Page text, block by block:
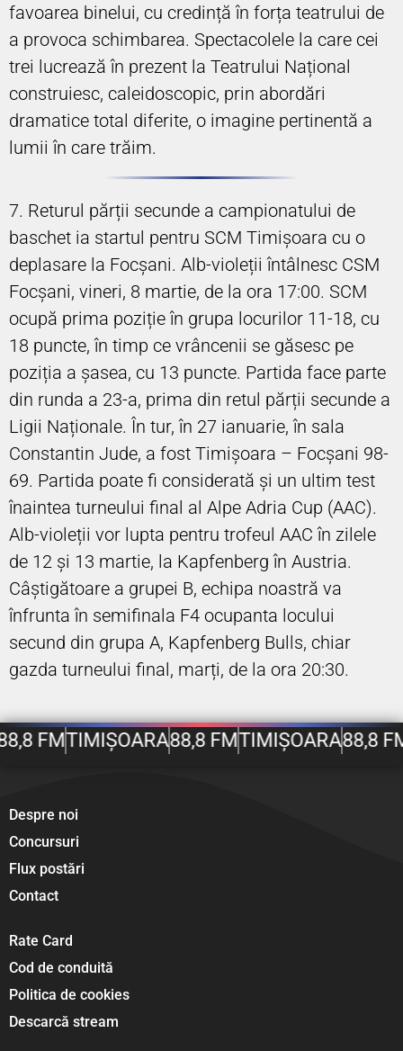
favoarea binelui, cu credință în forța teatrului de
a provoca schimbarea. Spectacolele la care cei
trei lucrează în prezent la Teatrului Național
construiesc, caleidoscopic, prin abordări
dramatice total diferite, o imagine pertinentă a
lumii în care trăim.
7. Returul părții secunde a campionatului de
baschet ia startul pentru SCM Timișoara cu o
deplasare la Focșani. Alb-violeții întâlnesc CSM
Focșani, vineri, 8 martie, de la ora 17:00. SCM
ocupă prima poziție în grupa locurilor 11-18, cu
18 puncte, în timp ce vrâncenii se găsesc pe
poziția a șasea, cu 13 puncte. Partida face parte
din runda a 23-a, prima din retul părții secunde a
Ligii Naționale. În tur, în 27 ianuarie, în sala
Constantin Jude, a fost Timișoara – Focșani 98-
69. Partida poate fi considerată și un ultim test
înaintea turneului final al Alpe Adria Cup (AAC).
Alb-violeții vor lupta pentru trofeul AAC în zilele
de 12 și 13 martie, la Kapfenberg în Austria.
Câștigătoare a grupei B, echipa noastră va
înfrunta în semifinala F4 ocupanta locului
secund din grupa A, Kapfenberg Bulls, chiar
gazda turneului final, marți, de la ora 20:30.
FMTIMIȘOARA88,8 FMTIMIȘOARA88,8 FM
Despre noi
Concursuri
Flux postări
Contact
Rate Card
Cod de conduită
Politica de cookies
Descarcă stream